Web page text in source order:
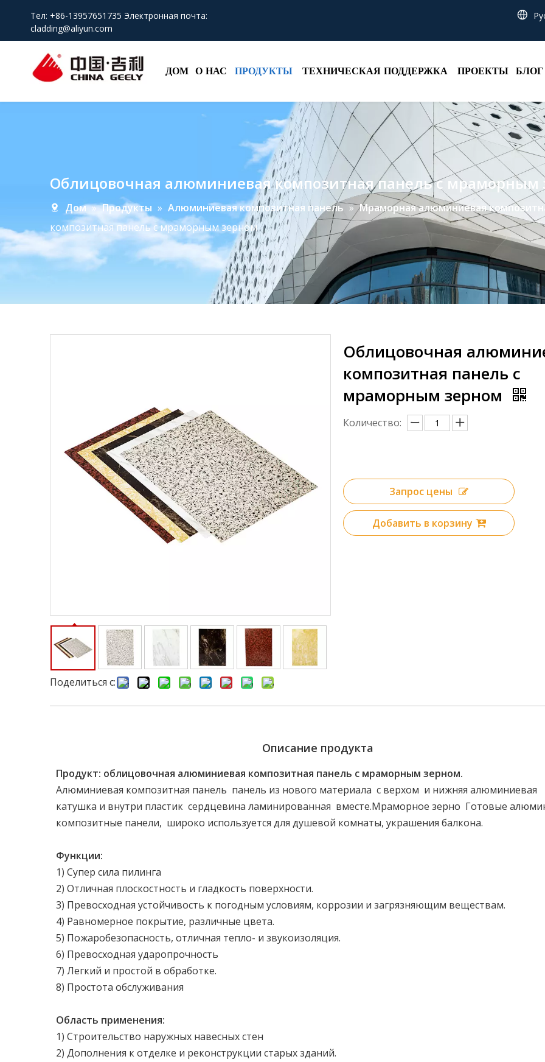
Тел: +86-13957651735 Электронная почта:
cladding@aliyun.com
ДОМ О НАС ПРОДУКТЫ ТЕХНИЧЕСКАЯ ПОДДЕРЖКА ПРОЕКТЫ БЛОГ
Облицовочная алюминиевая композитная панель с мраморным
Дом » Продукты » Алюминиевая композитная панель » Мраморная алюминиевая
композитная панель с мраморным зерном
Поделиться с:
Облицовочная
композитная панель с
мраморным зерном
Количество:
Запрос цены
Добавить в корзину
Описание продукта
Продукт: облицовочная алюминиевая композитная панель с мраморным зерном.
Алюминиевая композитная панель панель из нового материала с верхом и нижняя алюминиевая
катушка и внутри пластик сердцевина ламинированная вместе.Мраморное зерно Готовые
композитные панели, широко используется для душевой комнаты, украшения балкона.
Функции:
1) Супер сила пилинга
2) Отличная плоскостность и гладкость поверхности.
3) Превосходная устойчивость к погодным условиям, коррозии и загрязняющим веществам.
4) Равномерное покрытие, различные цвета.
5) Пожаробезопасность, отличная тепло- и звукоизоляция.
6) Превосходная ударопрочность
7) Легкий и простой в обработке.
8) Простота обслуживания
Область применения:
1) Строительство наружных навесных стен
2) Дополнения к отделке и реконструкции старых зданий.